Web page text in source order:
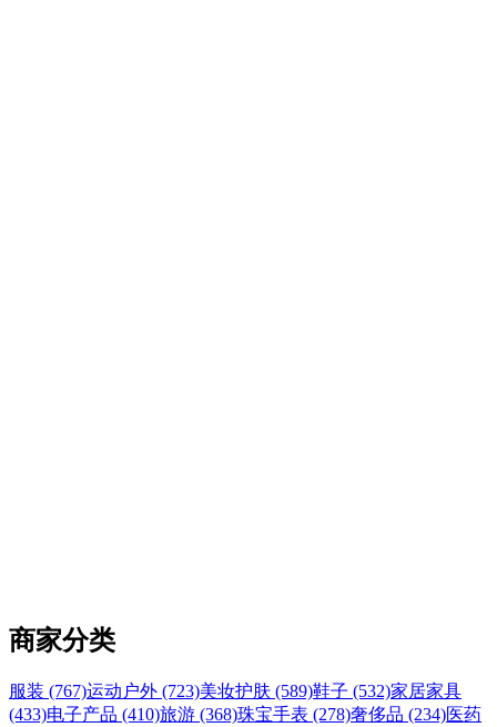
商家分类
服装 (767)运动户外 (723)美妆护肤 (589)鞋子 (532)家居家具
(433)电子产品 (410)旅游 (368)珠宝手表 (278)奢侈品 (234)医药